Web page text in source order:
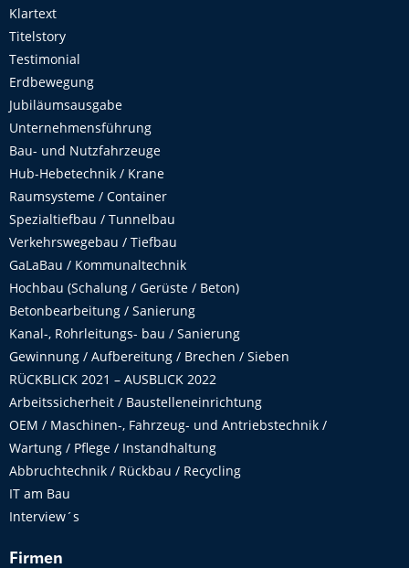
Klartext
Titelstory
Testimonial
Erdbewegung
Jubiläumsausgabe
Unternehmensführung
Bau- und Nutzfahrzeuge
Hub-Hebetechnik / Krane
Raumsysteme / Container
Spezialtiefbau / Tunnelbau
Verkehrswegebau / Tiefbau
GaLaBau / Kommunaltechnik
Hochbau (Schalung / Gerüste / Beton)
Betonbearbeitung / Sanierung
Kanal-, Rohrleitungs- bau / Sanierung
Gewinnung / Aufbereitung / Brechen / Sieben
RÜCKBLICK 2021 – AUSBLICK 2022
Arbeitssicherheit / Baustelleneinrichtung
OEM / Maschinen-, Fahrzeug- und Antriebstechnik /
Wartung / Pflege / Instandhaltung
Abbruchtechnik / Rückbau / Recycling
IT am Bau
Interview´s
Firmen